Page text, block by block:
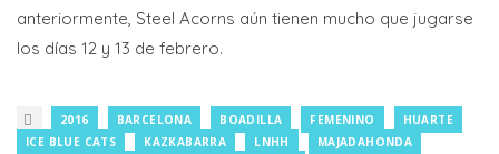
anteriormente, Steel Acorns aún tienen mucho que jugarse
los días 12 y 13 de febrero.
2016 BARCELONA BOADILLA FEMENINO
HUARTE
ICE BLUE CATS
KAZKABARRA LNHH
MAJADAHONDA